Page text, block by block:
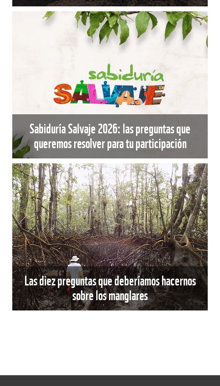
Sabiduría Salvaje 2026: las preguntas que
queremos resolver para tu participación
Las diez preguntas que deberíamos hacernos
sobre los manglares